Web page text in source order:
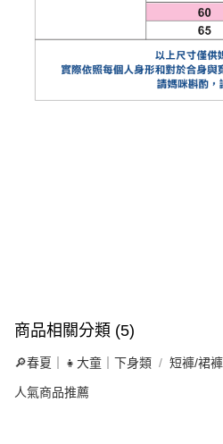
商品相關分類 (5)
🔎春夏｜👧大童｜下身類 短褲/裙
人氣商品推薦